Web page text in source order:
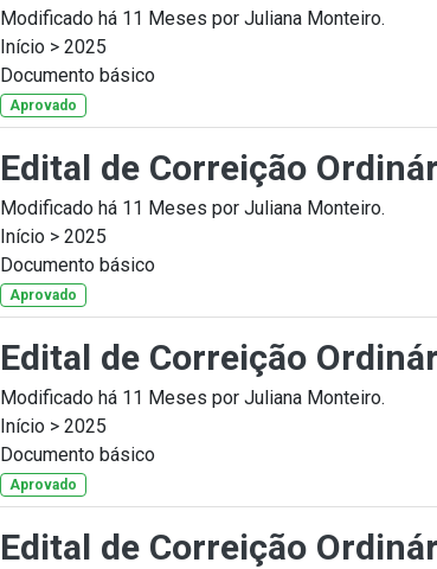
Modificado há 11 Meses por Juliana Monteiro.
Início > 2025
Documento básico
Aprovado
Edital de Correição
Modificado há 11 Meses por Juliana Monteiro.
Início > 2025
Documento básico
Aprovado
Edital de Correição
Modificado há 11 Meses por Juliana Monteiro.
Início > 2025
Documento básico
Aprovado
Edital de Correição